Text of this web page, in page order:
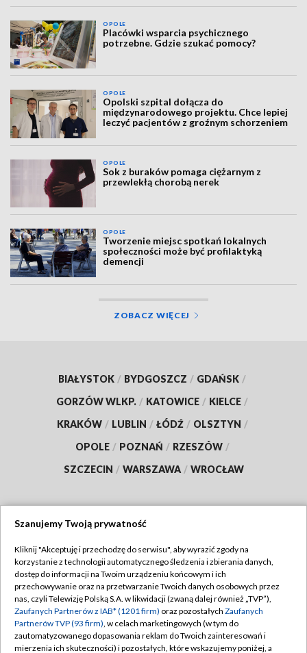
OPOLE
Placówki wsparcia psychicznego
potrzebne. Gdzie szukać pomocy?
OPOLE
Opolski szpital dołącza do
międzynarodowego projektu. Chce lepiej
leczyć pacjentów z groźnym schorzeniem
OPOLE
Sok z buraków pomaga ciężarnym z
przewlekłą chorobą nerek
OPOLE
Tworzenie miejsc spotkań lokalnych
społeczności może być profilaktyką
demencji
ZOBACZ WIĘCEJ
BIAŁYSTOK / BYDGOSZCZ / GDAŃSK /
GORZÓW WLKP. / KATOWICE / KIELCE /
KRAKÓW / LUBLIN / ŁÓDŹ / OLSZTYN /
OPOLE / POZNAŃ / RZESZÓW /
SZCZECIN / WARSZAWA / WROCŁAW
TVP
Abonament TVP
Emisja w TVP
Centrum informacji TVP
Regulamin TVP
Polityka prywatności
Moje zgody
Szanujemy Twoją prywatność
Kliknij "Akceptuję i przechodzę do serwisu", aby wyrazić zgody na
korzystanie z technologii automatycznego śledzenia i zbierania danych,
dostęp do informacji na Twoim urządzeniu końcowym i ich
przechowywanie oraz na przetwarzanie Twoich danych osobowych przez
nas, czyli Telewizję Polską S.A. w likwidacji (zwaną dalej również „TVP”),
Zaufanych Partnerów z IAB* (1201 firm) oraz pozostałych Zaufanych
Partnerów TVP (93 firm), w celach marketingowych (w tym do
zautomatyzowanego dopasowania reklam do Twoich zainteresowań i
mierzenia ich skuteczności) i pozostałych, które wskazujemy poniżej, a